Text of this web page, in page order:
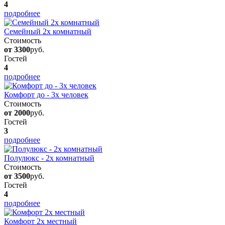
4
подробнее
Семейный 2х комнатный
Стоимость
от 3300руб.
Гостей
4
подробнее
Комфорт до - 3х человек
Стоимость
от 2000руб.
Гостей
3
подробнее
Полулюкс - 2х комнатный
Стоимость
от 3500руб.
Гостей
4
подробнее
Комфорт 2х местный